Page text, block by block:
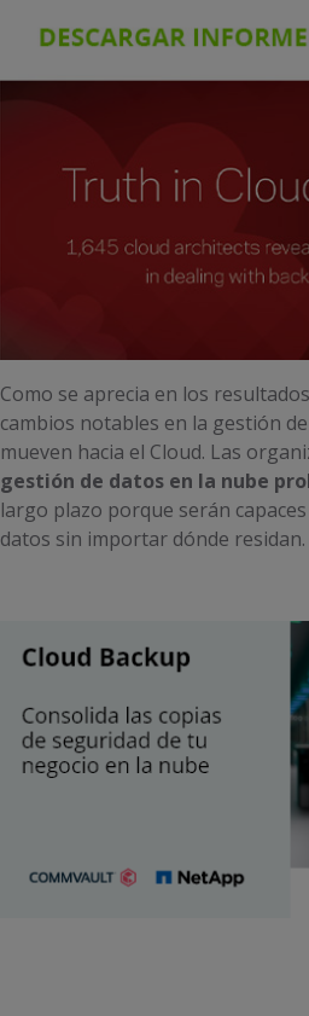
Como se aprecia en los
cambios notables en la gestión
mueven hacia el Cloud. Las
gestión de datos en la nube
largo plazo porque serán
datos sin importar dónde residan.